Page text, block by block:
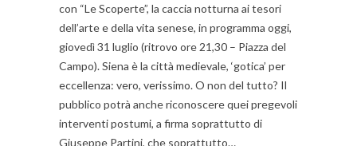
con “Le Scoperte”, la caccia notturna ai tesori
dell’arte e della vita senese, in programma oggi,
giovedì 31 luglio (ritrovo ore 21,30 – Piazza del
Campo). Siena è la città medievale, ‘gotica’ per
eccellenza: vero, verissimo. O non del tutto? Il
pubblico potrà anche riconoscere quei pregevoli
interventi postumi, a firma soprattutto di
Giuseppe Partini, che soprattutto…